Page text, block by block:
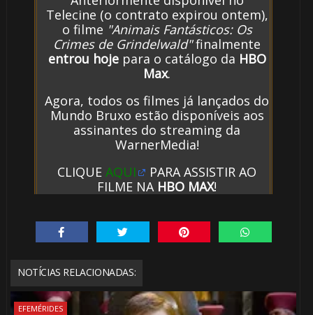
Telecine (o contrato expirou ontem),
o filme "Animais Fantásticos: Os
Crimes de Grindelwald"finalmente
entrou hojepara o catálogo da HBO
Max.
Agora, todos os filmes já lançados do
Mundo Bruxo estão disponíveis aos
assinantes do streaming da
WarnerMedia!
CLIQUEAQUI
PARA ASSISTIR AO
FILME NA HBO MAX!
NOTÍCIAS RELACIONADAS:
EFEMÉRIDES
⚡